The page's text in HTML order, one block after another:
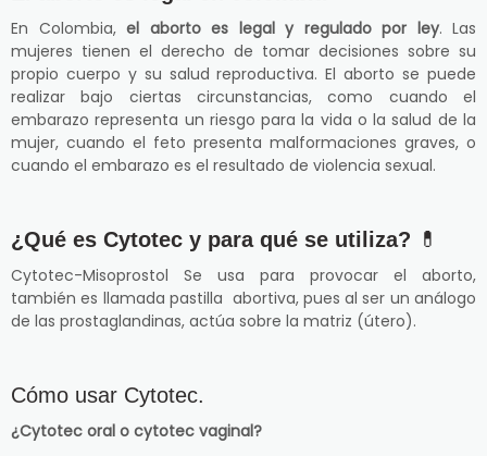
En Colombia, el aborto es legal y regulado por ley. Las
mujeres tienen el derecho de tomar decisiones sobre su
propio cuerpo y su salud reproductiva. El aborto se puede
realizar bajo ciertas circunstancias, como cuando el
embarazo representa un riesgo para la vida o la salud de la
mujer, cuando el feto presenta malformaciones graves, o
cuando el embarazo es el resultado de violencia sexual.
¿Qué es Cytotec y para qué se utiliza? 💊
Cytotec-Misoprostol Se usa para provocar el aborto,
también es llamada pastilla abortiva, pues al ser un análogo
de las prostaglandinas, actúa sobre la matriz (útero).
Cómo usar Cytotec.
¿Cytotec oral o cytotec vaginal?